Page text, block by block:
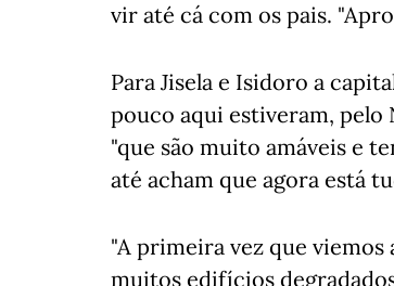
vir até cá com os pais.
Para Jisela e Isidoro a
pouco aqui estiveram, pelo
"que são muito amáveis e
até acham que agora está
"A primeira vez que viemos
muitos edifícios